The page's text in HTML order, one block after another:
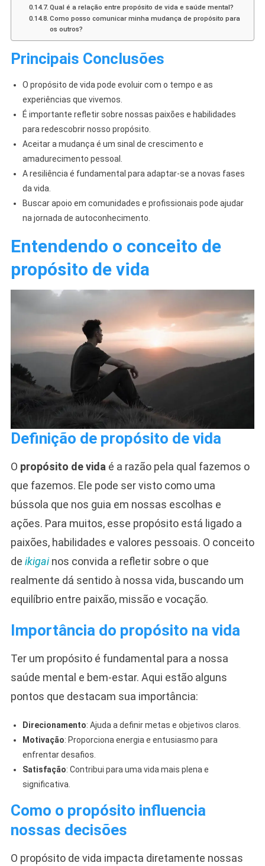
Qual é a relação entre propósito de vida e saúde mental?
Como posso comunicar minha mudança de propósito para
os outros?
Principais Conclusões
O propósito de vida pode evoluir com o tempo e as
experiências que vivemos.
É importante refletir sobre nossas paixões e habilidades
para redescobrir nosso propósito.
Aceitar a mudança é um sinal de crescimento e
amadurecimento pessoal.
A resiliência é fundamental para adaptar-se a novas fases
da vida.
Buscar apoio em comunidades e profissionais pode ajudar
na jornada de autoconhecimento.
Entendendo o conceito de
propósito de vida
Definição de propósito de vida
O propósito de vida é a razão pela qual fazemos o
que fazemos. Ele pode ser visto como uma
bússola que nos guia em nossas escolhas e
ações. Para muitos, esse propósito está ligado a
paixões, habilidades e valores pessoais. O conceito
de ikigainos convida a refletir sobre o que
realmente dá sentido à nossa vida, buscando um
equilíbrio entre paixão, missão e vocação.
Importância do propósito na vida
Ter um propósito é fundamental para a nossa
saúde mental e bem-estar. Aqui estão alguns
pontos que destacam sua importância:
Direcionamento: Ajuda a definir metas e objetivos claros.
Motivação: Proporciona energia e entusiasmo para
enfrentar desafios.
Satisfação: Contribui para uma vida mais plena e
significativa.
Como o propósito influencia
nossas decisões
O propósito de vida impacta diretamente nossas